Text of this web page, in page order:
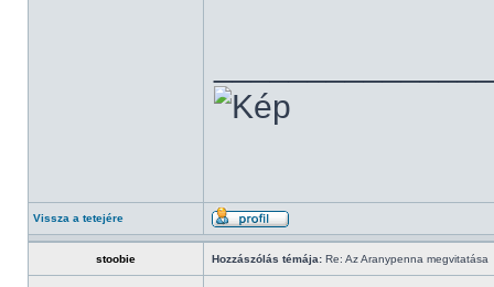
Vissza a tetejére
stoobie Hozzászólás témája: Re: Az Aranypenna megvitatása